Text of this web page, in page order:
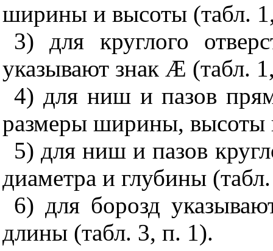
ширины и высоты (табл.
3) для круглого
указывают знак Æ (табл.
4) для ниш и пазов
размеры ширины, высоты
5) для ниш и пазов
диаметра и глубины
6) для борозд
длины (табл. 3, п. 1).